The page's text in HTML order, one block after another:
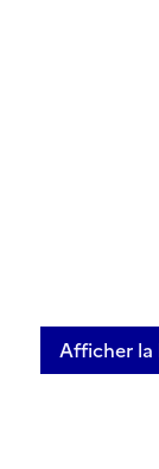
Afficher la